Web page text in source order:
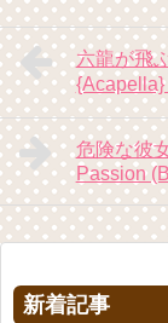
六龍が飛
危険な彼
Passion
新着記事